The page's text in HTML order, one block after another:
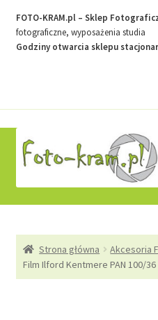
FOTO-KRAM.pl – Sklep
fotograficzne, wyposażenia studia
Godziny otwarcia sklepu
do
nawigacji
do
treści
Kontakt
Strona główna Akcesoria
Film Ilford Kentmere PAN 100/36